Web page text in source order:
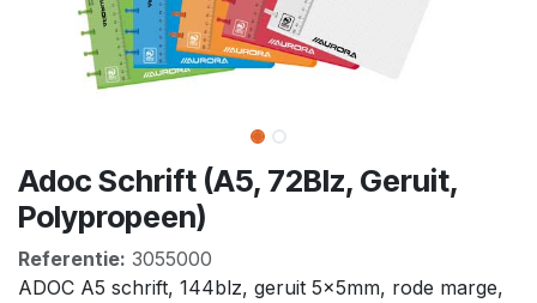
Adoc Schrift (A5, 72Blz, Geruit,
Polypropeen)
Referentie: 3055000
ADOC A5 schrift, 144blz, geruit 5x5mm, rode marge,